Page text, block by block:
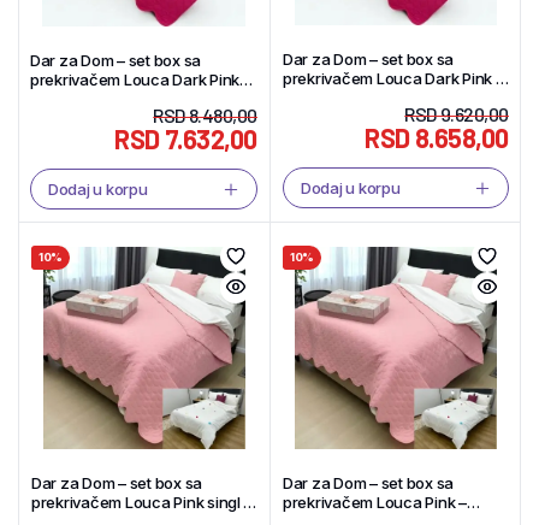
Dar za Dom – set box sa
prekrivačem Louca Dark Pink
RSD8.480,00
RSD7.632,00
Dodaj u korpu
Dar za Dom – set box sa
prekrivačem Louca Dark Pink –
RSD9.620,00
RSD8.658,00
Dodaj u korpu
10%
Dar za Dom – set box sa
prekrivačem Louca Pink singl –
10%
Dar za Dom – set box sa
prekrivačem Louca Pink –